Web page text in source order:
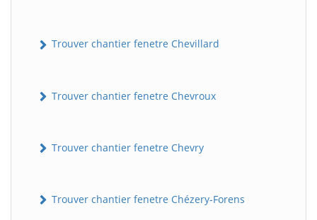
Trouver chantier fenetre Chevillard
Trouver chantier fenetre Chevroux
Trouver chantier fenetre Chevry
Trouver chantier fenetre Chézery-Forens